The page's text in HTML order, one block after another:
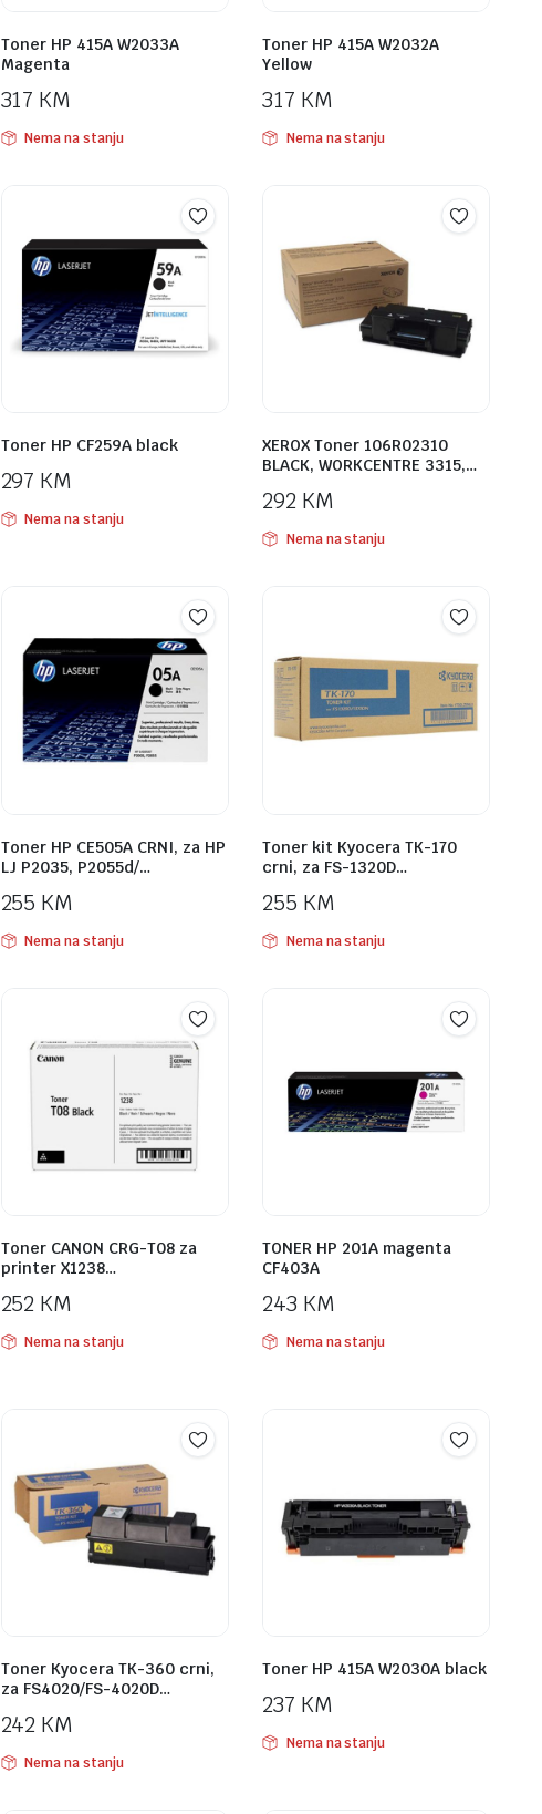
Toner HP 415A W2033A
Magenta
317 KM
Nema na stanju
Toner HP 415A W2032A
Yellow
317 KM
Nema na stanju
Toner HP CF259A black
297 KM
Nema na stanju
XEROX Toner 106R02310
BLACK, WORKCENTRE 3315,…
292 KM
Nema na stanju
Toner HP CE505A CRNI, za HP
LJ P2035, P2055d/…
255 KM
Nema na stanju
Toner kit Kyocera TK-170
crni, za FS-1320D…
255 KM
Nema na stanju
Toner CANON CRG-T08 za
printer X1238…
252 KM
Nema na stanju
TONER HP 201A magenta
CF403A
243 KM
Nema na stanju
Toner Kyocera TK-360 crni,
za FS4020/FS-4020D…
242 KM
Nema na stanju
Toner HP 415A W2030A black
237 KM
Nema na stanju